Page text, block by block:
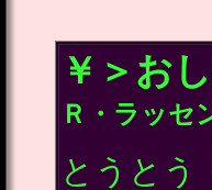
￥＞お
Ｒ・ラッセ
とうとう